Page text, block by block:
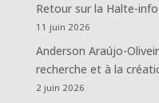
Retour sur la Halte-
11 juin 2026
Anderson Araújo-
recherche et à la
2 juin 2026